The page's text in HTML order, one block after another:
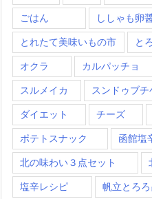
ごはん ししゃも卵
とれたて美味いもの市 と
オクラ カルパッチョ
スルメイカ スンドゥブチ
ダイエット チーズ
ポテトスナック 函館塩
北の味わい３点セット
塩辛レシピ 帆立とろ